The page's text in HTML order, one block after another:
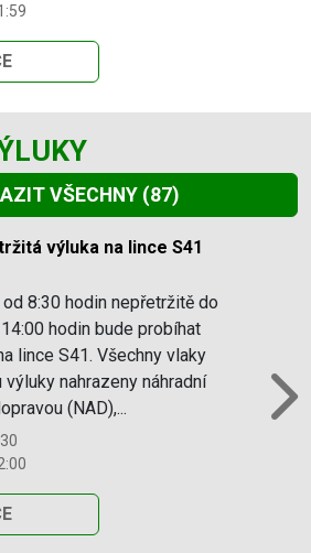
VŠECHNY (87)
výluka na lince S41
8:30 hodin nepřetržitě do
hodin bude probíhat
lince S41. Všechny vlaky
výluky nahrazeny náhradní
(NAD),...